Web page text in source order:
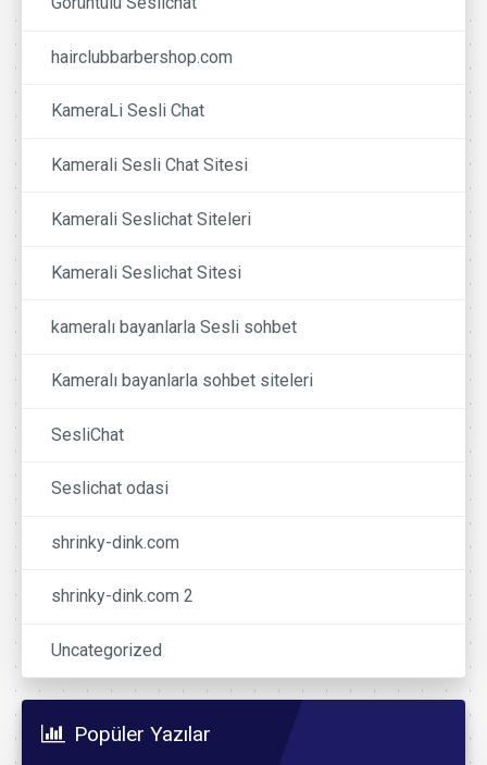
hairclubbarbershop.com
KameraLi Sesli Chat
Kamerali Sesli Chat Sitesi
Kamerali Seslichat Siteleri
Kamerali Seslichat Sitesi
kameralı bayanlarla Sesli sohbet
Kameralı bayanlarla sohbet siteleri
SesliChat
Seslichat odasi
shrinky-dink.com
shrinky-dink.com 2
Uncategorized
Popüler Yazılar